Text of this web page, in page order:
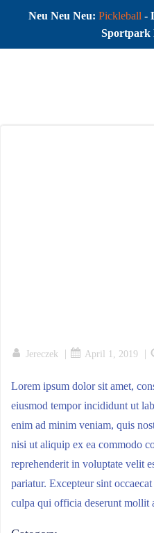
Neu Neu Neu: Pickleball -
Sportpark
Jereczek | April 1, 2019 |
Lorem ipsum dolor sit amet,
eiusmod tempor incididunt ut
enim ad minim veniam, quis
nisi ut aliquip ex ea commodo
reprehenderit in voluptate velit
pariatur. Excepteur sint
culpa qui officia deserunt mollit